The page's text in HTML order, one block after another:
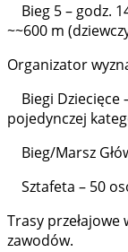
Bieg 5 – godz.
~~600 m
Organizator
Biegi Dziecięce
pojedynczej
Bieg/Marsz
Sztafeta – 50
Trasy
zawodów.